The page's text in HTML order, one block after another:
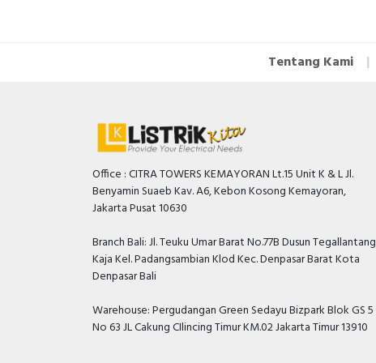
Tentang Kami
Office : CITRA TOWERS KEMAYORAN Lt.15 Unit K & L Jl.
Benyamin Suaeb Kav. A6, Kebon Kosong Kemayoran,
Jakarta Pusat 10630
Branch Bali: Jl. Teuku Umar Barat No.77B Dusun Tegallantang
Kaja Kel. Padangsambian Klod Kec. Denpasar Barat Kota
Denpasar Bali
Warehouse: Pergudangan Green Sedayu Bizpark Blok GS 5
No 63 JL Cakung CIlincing Timur KM.02 Jakarta Timur 13910